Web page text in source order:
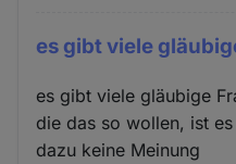
es gibt viele
es gibt viele gläubige
die das so wollen, ist
dazu keine Meinung